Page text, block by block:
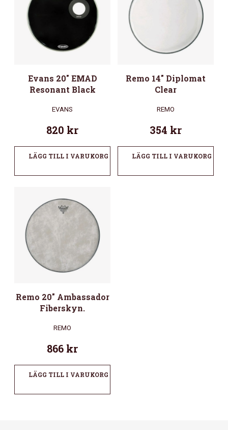
Evans 20″ EMAD
Resonant Black
EVANS
820 kr
LÄGG TILL I VARUKORG
Remo 14″ Diplomat
Clear
REMO
354 kr
LÄGG TILL I VARUKORG
Remo 20″ Ambassador
Fiberskyn.
REMO
866 kr
LÄGG TILL I VARUKORG